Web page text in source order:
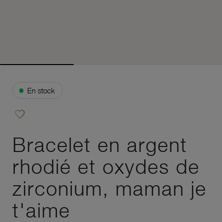
● En stock
favorite_border
Bracelet en argent
rhodié et oxydes de
zirconium, maman je
t'aime